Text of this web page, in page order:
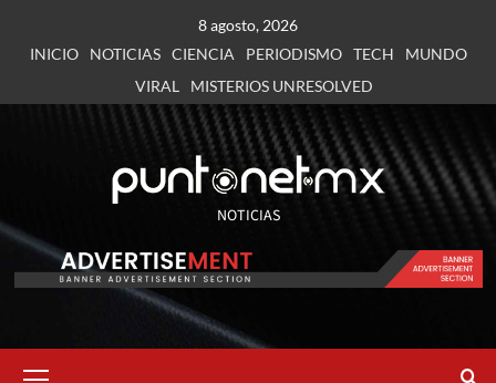
8 agosto, 2026
INICIO
NOTICIAS CIENCIA PERIODISMO TECH
MUNDO
VIRAL
MISTERIOS UNRESOLVED
NOTICIAS